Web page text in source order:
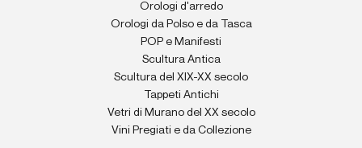
Orologi d'arredo
Orologi da Polso e da Tasca
POP e Manifesti
Scultura Antica
Scultura del XIX-XX secolo
Tappeti Antichi
Vetri di Murano del XX secolo
Vini Pregiati e da Collezione